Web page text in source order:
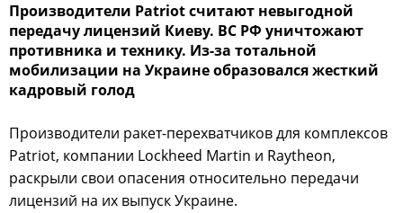
Производители Patriot считают невыгодной
передачу лицензий Киеву. ВС РФ уничтожают
противника и технику. Из-за тотальной
мобилизации на Украине образовался жесткий
кадровый голод
Производители ракет-перехватчиков для комплексов
Patriot, компании Lockheed Martin и Raytheon,
раскрыли свои опасения относительно передачи
лицензий на их выпуск Украине.